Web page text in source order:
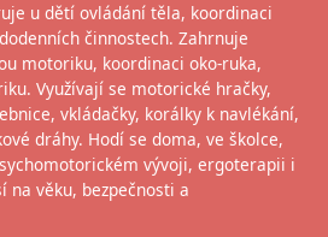
u dětí ovládání těla, koordinaci
činnostech. Zahrnuje
motoriku, koordinaci oko-ruka,
Využívají se motorické hračky,
vkládačky, korálky k navlékání,
dráhy. Hodí se doma, ve školce,
vývoji, ergoterapii i
na věku, bezpečnosti a